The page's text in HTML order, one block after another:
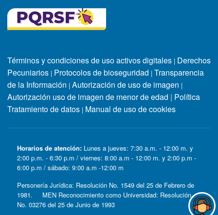
Términos y condiciones de uso activos digitales | Derechos
Pecuniarios | Protocolos de bioseguridad | Transparencia
de la Información | Autorización de uso de imagen |
Autorización uso de imagen de menor de edad | Política
Tratamiento de datos | Manual de uso de cookies
Horarios de atención: Lunes a jueves: 7:30 a.m. - 12:00 m. y
2:00 p.m. - 6:30 p.m / viernes: 8:00 a.m - 12:00 m. y 2:00 p.m -
6:00 p.m / sábado: 9:00 a.m -12:00 m
Personería Jurídica: Resolución No. 1549 del 25 de Febrero de
1981. MEN Reconocimiento como Universidad: Resolución
No. 03276 del 25 de Junio de 1993